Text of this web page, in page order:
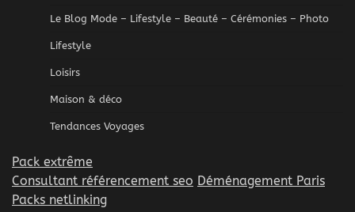
Le Blog Mode – Lifestyle – Beauté – Cérémonies – Photo
Lifestyle
Loisirs
Maison & déco
Tendances Voyages
Pack extrême
Consultant référencement seo Déménagement Paris
Packs netlinking